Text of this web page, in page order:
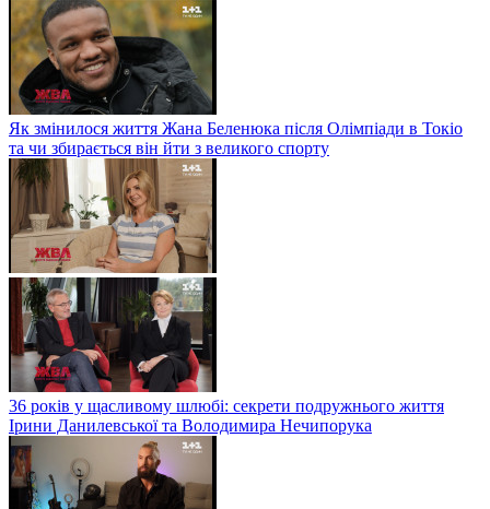
Як змінилося життя Жана Беленюка після Олімпіади в Токіо
та чи збирається він йти з великого спорту
36 років у щасливому шлюбі: секрети подружнього життя
Ірини Данилевської та Володимира Нечипорука